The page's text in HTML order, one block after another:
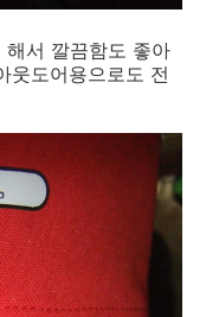
서 깔끔함도 좋아
웃도어용으로도 전